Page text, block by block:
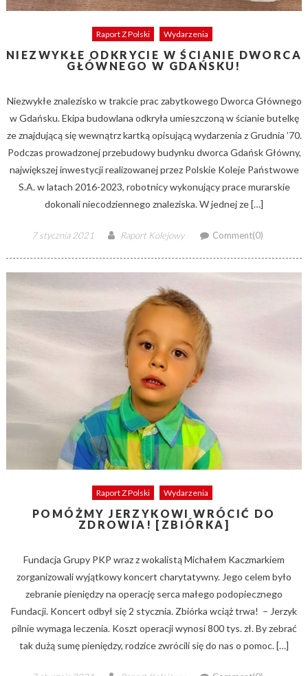
Raport Z Polski Wydarzenia
NIEZWYKŁE ODKRYCIE W ŚCIANIE DWORCA
GŁÓWNEGO W GDAŃSKU!
Niezwykłe znalezisko w trakcie prac zabytkowego Dworca Głównego
w Gdańsku. Ekipa budowlana odkryła umieszczoną w ścianie butelkę
ze znajdującą się wewnątrz kartką opisującą wydarzenia z Grudnia ’70.
Podczas prowadzonej przebudowy budynku dworca Gdańsk Główny,
największej inwestycji realizowanej przez Polskie Koleje Państwowe
S.A. w latach 2016-2023, robotnicy wykonujący prace murarskie
dokonali niecodziennego znaleziska. W jednej ze […]
Posted
7 stycznia 2021 Author
Raport Kolejowy Comment(0)
Raport Z Polski Wydarzenia
POMÓŻMY JERZYKOWI WRÓCIĆ DO
ZDROWIA! [ZBIÓRKA]
Fundacja Grupy PKP wraz z wokalistą Michałem Kaczmarkiem
zorganizowali wyjątkowy koncert charytatywny. Jego celem było
zebranie pieniędzy na operację serca małego podopiecznego
Fundacji. Koncert odbył się 2 stycznia. Zbiórka wciąż trwa! – Jerzyk
pilnie wymaga leczenia. Koszt operacji wynosi 800 tys. zł. By zebrać
tak dużą sumę pieniędzy, rodzice zwrócili się do nas o pomoc. […]